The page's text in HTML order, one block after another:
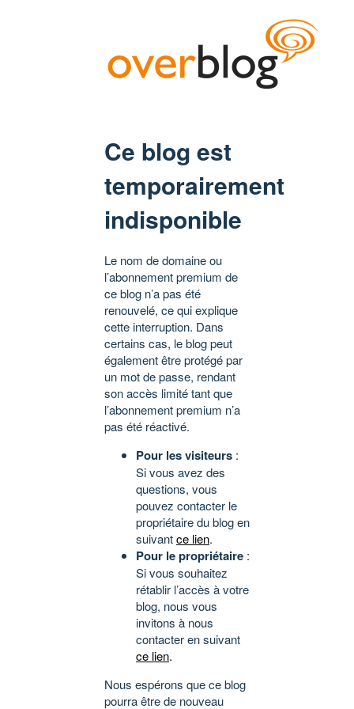
Ce blog est
temporairement
indisponible
Le nom de domaine ou
l’abonnement premium de
ce blog n’a pas été
renouvelé, ce qui explique
cette interruption. Dans
certains cas, le blog peut
également être protégé par
un mot de passe, rendant
son accès limité tant que
l’abonnement premium n’a
pas été réactivé.
Pour les visiteurs :
Si vous avez des
questions, vous
pouvez contacter le
propriétaire du blog en
suivantce lien.
Pour le propriétaire :
Si vous souhaitez
rétablir l’accès à votre
blog, nous vous
invitons à nous
contacter en suivant
ce lien.
Nous espérons que ce blog
pourra être de nouveau